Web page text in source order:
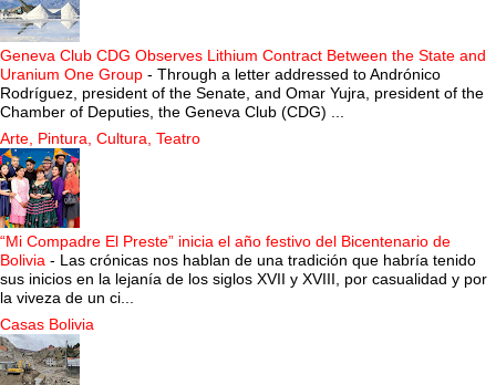
Geneva Club CDG Observes Lithium Contract Between the State and
Uranium One Group - Through a letter addressed to Andrónico
Rodríguez, president of the Senate, and Omar Yujra, president of the
Chamber of Deputies, the Geneva Club (CDG) ...
Arte, Pintura, Cultura, Teatro
“Mi Compadre El Preste” inicia el año festivo del Bicentenario de
Bolivia - Las crónicas nos hablan de una tradición que habría tenido
sus inicios en la lejanía de los siglos XVII y XVIII, por casualidad y por
la viveza de un ci...
Casas Bolivia